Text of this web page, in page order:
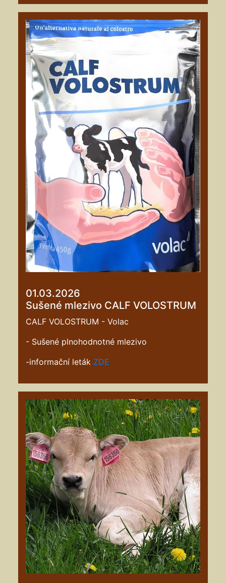
01.03.2026
Sušené mlezivo CALF VOLOSTRUM
CALF VOLOSTRUM - Volac
- Sušené plnohodnotné mlezivo
-informační leták ZDE